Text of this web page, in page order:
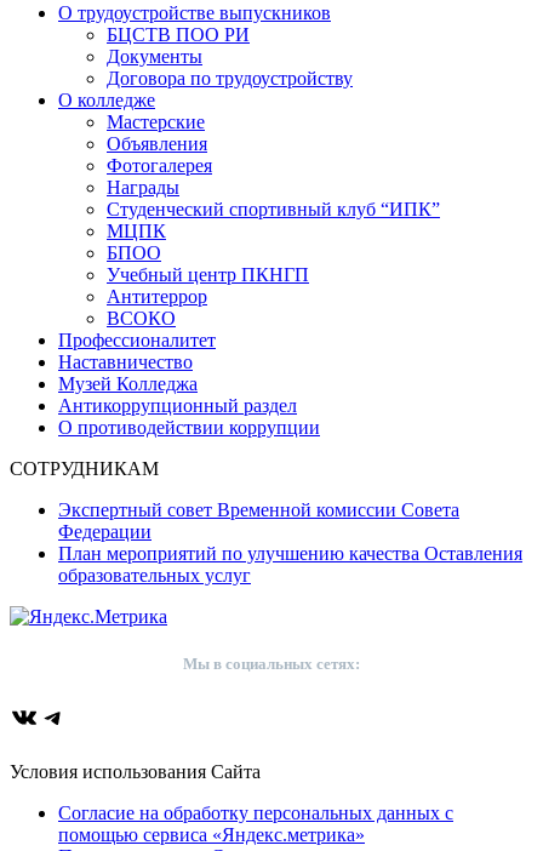
О трудоустройстве выпускников
БЦСТВ ПОО РИ
Документы
Договора по трудоустройству
О колледже
Мастерские
Объявления
Фотогалерея
Награды
Студенческий спортивный клуб “ИПК”
МЦПК
БПОО
Учебный центр ПКНГП
Антитеррор
ВСОКО
Профессионалитет
Наставничество
Музей Колледжа
Антикоррупционный раздел
О противодействии коррупции
СОТРУДНИКАМ
Экспертный совет Временной комиссии Совета
Федерации
План мероприятий по улучшению качества Оставления
образовательных услуг
Мы в социальных сетях:
ВКонтакте
Telegram
Условия использования Сайта
Согласие на обработку персональных данных с
помощью сервиса «Яндекс.метрика»